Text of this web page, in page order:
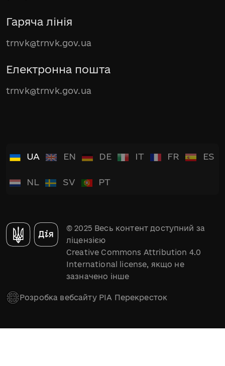
Гаряча лінія
trnvk@trnvk.gov.ua
Електронна пошта
trnvk@trnvk.gov.ua
UA EN DE IT FR ES
NL SV PT
© 2025 Весь контент доступний за
ліцензією
Creative Commons Attribution 4.0
International license, якщо не
зазначено інше
Розробка вебсайту РІА Перекресток